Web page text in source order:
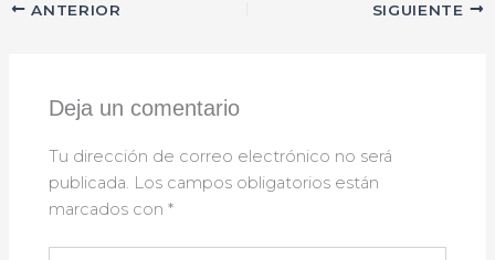
ANTERIOR SIGUIENTE
Deja un comentario
Tu dirección de correo electrónico no será
publicada. Los campos obligatorios están
marcados con*